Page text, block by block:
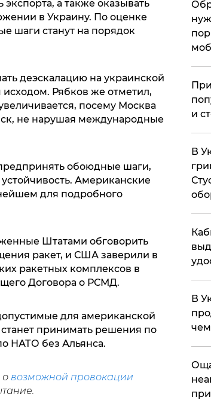
а также оказывать
в Украину. По оценке
шаги станут на порядок
деэскалацию на украинской
Рябков же отметил,
посему Москва
не нарушая международные
обоюдные шаги,
Американские
для подробного
Штатами обговорить
ракет, и США заверили в
ракетных комплексов в
Договора о РСМД.
для американской
принимать решения по
НАТО без Альянса.
о возможной провокации
и
В
В